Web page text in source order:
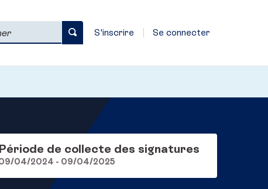
S'inscrire Se connecter
Période de collecte des signatures
04/2024 - 09/04/2025